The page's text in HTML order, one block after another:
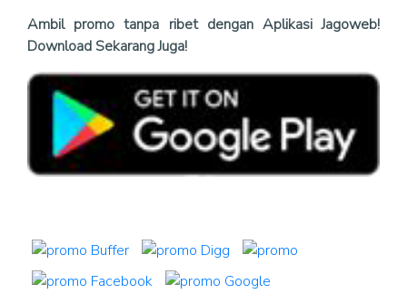
Ambil promo tanpa ribet dengan Aplikasi Jagoweb!
Download Sekarang Juga!